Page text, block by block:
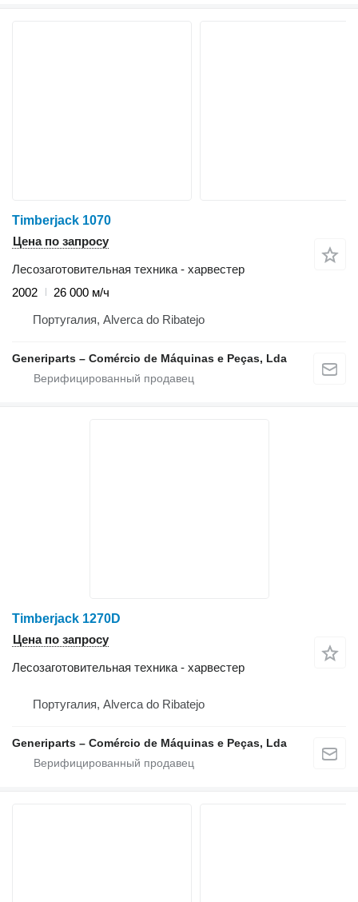
Timberjack 1070
Цена по запросу
Лесозаготовительная техника - харвестер
2002
26 000 м/ч
Португалия, Alverca do Ribatejo
Generiparts – Comércio de Máquinas e Peças, Lda
Timberjack 1270D
Цена по запросу
Лесозаготовительная техника - харвестер
Португалия, Alverca do Ribatejo
Generiparts – Comércio de Máquinas e Peças, Lda